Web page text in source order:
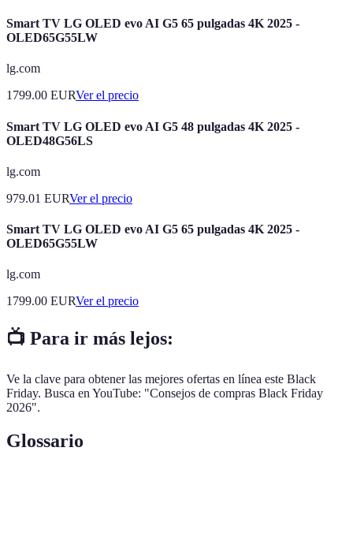
Smart TV LG OLED evo AI G5 65 pulgadas 4K 2025 -
OLED65G55LW
lg.com
1799.00 EURVer el precio
Smart TV LG OLED evo AI G5 48 pulgadas 4K 2025 -
OLED48G56LS
lg.com
979.01 EURVer el precio
Smart TV LG OLED evo AI G5 65 pulgadas 4K 2025 -
OLED65G55LW
lg.com
1799.00 EURVer el precio
📺 Para ir más lejos:
Ve la clave para obtener las mejores ofertas en línea este Black
Friday. Busca en YouTube: "Consejos de compras Black Friday
2026".
Glossario